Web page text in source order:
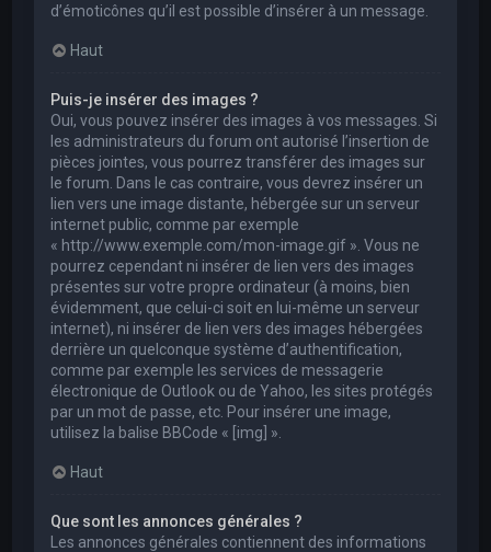
d’émoticônes qu’il est possible d’insérer à un message.
Haut
Puis-je insérer des images ?
Oui, vous pouvez insérer des images à vos messages. Si
les administrateurs du forum ont autorisé l’insertion de
pièces jointes, vous pourrez transférer des images sur
le forum. Dans le cas contraire, vous devrez insérer un
lien vers une image distante, hébergée sur un serveur
internet public, comme par exemple
« http://www.exemple.com/mon-image.gif ». Vous ne
pourrez cependant ni insérer de lien vers des images
présentes sur votre propre ordinateur (à moins, bien
évidemment, que celui-ci soit en lui-même un serveur
internet), ni insérer de lien vers des images hébergées
derrière un quelconque système d’authentification,
comme par exemple les services de messagerie
électronique de Outlook ou de Yahoo, les sites protégés
par un mot de passe, etc. Pour insérer une image,
utilisez la balise BBCode « [img] ».
Haut
Que sont les annonces générales ?
Les annonces générales contiennent des informations